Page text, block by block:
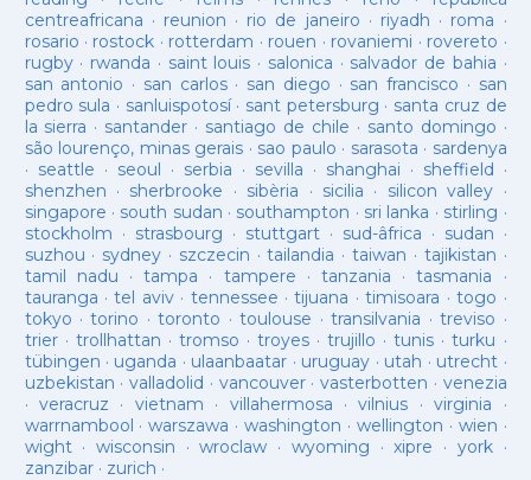
centreafricana · reunion · rio de janeiro · riyadh · roma ·
rosario · rostock · rotterdam · rouen · rovaniemi · rovereto ·
rugby· rwanda · saint louis · salonica · salvador de bahia ·
san antonio · san carlos· san diego · san francisco · san
pedro sula · sanluispotosí· sant petersburg · santa cruz de
la sierra · santander · santiago de chile · santo domingo ·
são lourenço, minas gerais · sao paulo · sarasota · sardenya
· seattle · seoul · serbia · sevilla · shanghai · sheffield ·
shenzhen · sherbrooke · sibèria · sicilia · silicon valley ·
singapore · south sudan · southampton · sri lanka · stirling ·
stockholm · strasbourg · stuttgart· sud-âfrica · sudan ·
suzhou · sydney · szczecin ·tailandia ·taiwan · tajikistan ·
tamil nadu ·tampa · tampere · tanzania ·tasmania ·
tauranga ·tel aviv· tennessee ·tijuana ·timisoara ·togo ·
tokyo ·torino ·toronto ·toulouse ·transilvania ·treviso ·
trier· trollhattan · tromso · troyes·trujillo ·tunis ·turku ·
tübingen · uganda · ulaanbaatar · uruguay · utah · utrecht ·
uzbekistan · valladolid · vancouver· vasterbotten · venezia
· veracruz · vietnam · villahermosa ·vilnius ·virginia ·
warrnambool ·warszawa ·washington · wellington · wien ·
wight· wisconsin ·wroclaw · wyoming ·xipre · york·
zanzibar· zurich ·